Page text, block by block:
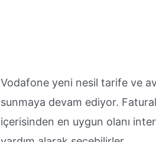
Vodafone yeni nesil tarife ve
sunmaya devam ediyor.
içerisinden en uygun olanı